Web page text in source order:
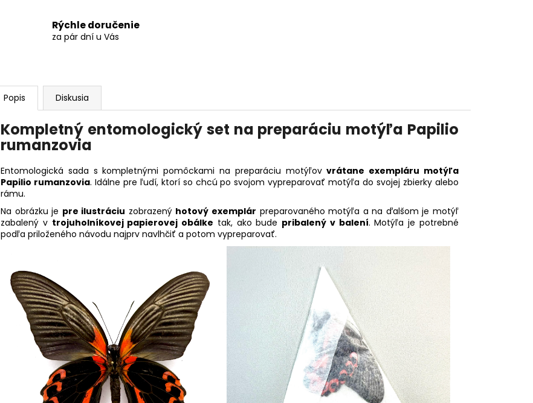
Rýchle doručenie
za pár dní u Vás
Popis Diskusia
Kompletný entomologický set na preparáciu motýľa Papilio
rumanzovia
Entomologická sada s kompletnými pomôckami na preparáciu motýľovvrátane exempláru motýľa
Papilio rumanzovia. Idálne pre ľudí, ktorí so chcú po svojom vypreparovať motýľa do svojej zbierky alebo
rámu.
Na obrázku je pre ilustráciu zobrazený hotový exemplár preparovaného motýľa a na ďalšom je motýľ
zabalený v trojuholníkovej papierovej obálke tak, ako bude pribalený v balení. Motýľa je potrebné
podľa priloženého návodu najprv navlhčiť a potom vypreparovať.